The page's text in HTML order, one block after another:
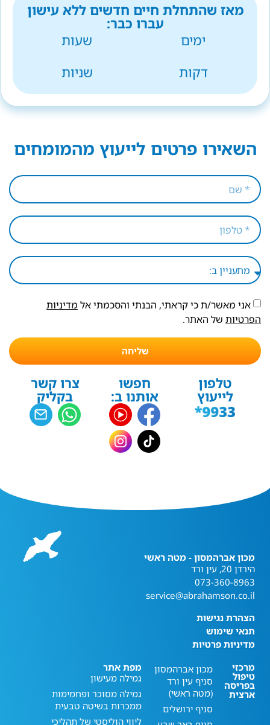
מאז שהתחלת חיים חדשים ללא עישון
עברו כבר:
ימים
שעות
דקות
שניות
השאירו פרטים לייעוץ מהמומחים
אני מאשר/ת כי קראתי, הבנתי והסכמתי אל מדיניות
הפרטיות של האתר.
שליחה
טלפון
לייעוץ
חפשו
אותנו ב:
צרו קשר
בקליק
מכון אברהמסון - מטה ראשי
הירדן 20, עין ורד
073-360-8963
service@abrahamson.co.il
הצהרת נגישות
תנאי שימוש
מדיניות פרטיות
מרכזי
טיפול
בפריסה
ארצית
מכון אברהמסון
סניף עין ורד
(מטה ראשי)
סניף ירושלים
מפת אתר
גמילה מעישון
גמילה מסוכר ופחמימות
ממכרות בשיטה טבעית
ליווי הוליסטי של תהליכי